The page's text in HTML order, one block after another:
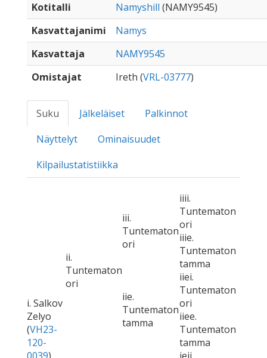
Kotitalli
Namyshill (NAMY9545)
Kasvattajanimi
Namys
Kasvattaja
NAMY9545
Omistajat
Ireth (VRL-03777)
Suku Jälkeläiset
Palkinnot
Näyttelyt
Ominaisuudet
Kilpailustatistiikka
i. Salkov
Zelyo
(VH23-
120-
ii.
Tuntematon
ori
iii.
Tuntematon
ori
iiii.
Tuntematon
ori
iiie.
Tuntematon
tamma
iie.
Tuntematon
tamma
iiei.
Tuntematon
ori
iiee.
Tuntematon
tamma